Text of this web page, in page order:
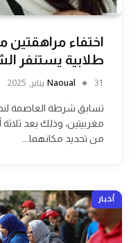
اختفاء مراهقتين
طلابية يستنفر
Naoual 31 يناير, 2025
تسابق شرطة العاصمة
مغربيتين، وذلك بعد
من تحديد مكانهما.…
أخبار